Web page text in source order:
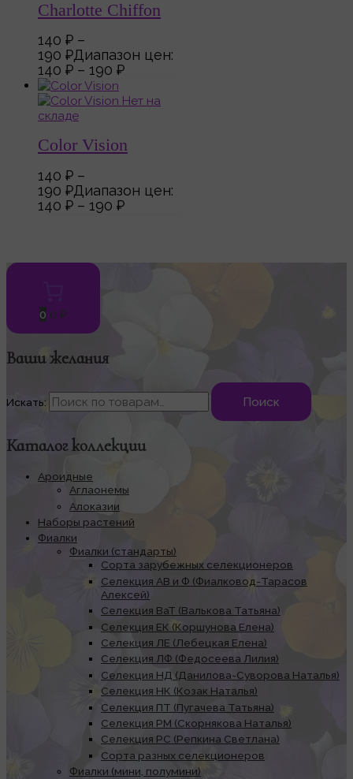
Charlotte Chiffon
140 ₽ –
190 ₽Диапазон цен:
140 ₽ – 190 ₽
Нет на
складе
Color Vision
140 ₽ –
190 ₽Диапазон цен:
140 ₽ – 190 ₽
0 0 ₽
Ваши желания
Искать: Поиск
Каталог коллекции
Ароидные
Аглаонемы
Алоказии
Наборы растений
Фиалки
Фиалки (стандарты)
Сорта зарубежных селекционеров
Селекция АВ и Ф (Фиалковод-Тарасов
Алексей)
Селекция ВаТ (Валькова Татьяна)
Селекция ЕК (Коршунова Елена)
Селекция ЛЕ (Лебецкая Елена)
Селекция ЛФ (Федосеева Лилия)
Селекция НД (Данилова-Суворова Наталья)
Селекция НК (Козак Наталья)
Селекция ПТ (Пугачева Татьяна)
Селекция РМ (Скорнякова Наталья)
Селекция РС (Репкина Светлана)
Сорта разных селекционеров
Фиалки (мини, полумини)